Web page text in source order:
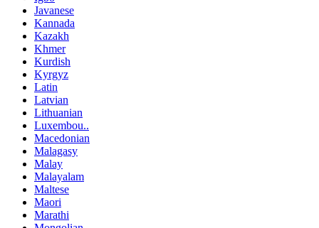
Javanese
Kannada
Kazakh
Khmer
Kurdish
Kyrgyz
Latin
Latvian
Lithuanian
Luxembou..
Macedonian
Malagasy
Malay
Malayalam
Maltese
Maori
Marathi